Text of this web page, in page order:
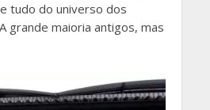
tudo do universo dos
grande maioria antigos, mas